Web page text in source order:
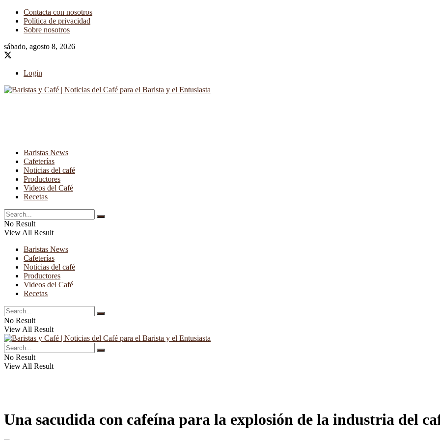
Contacta con nosotros
Política de privacidad
Sobre nosotros
sábado, agosto 8, 2026
Login
Baristas News
Cafeterías
Noticias del café
Productores
Videos del Café
Recetas
No Result
View All Result
Baristas News
Cafeterías
Noticias del café
Productores
Videos del Café
Recetas
No Result
View All Result
No Result
View All Result
Una sacudida con cafeína para la explosión de la industria del